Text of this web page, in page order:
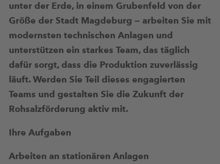
unter der Erde, in einem Grubenfeld von der
Größe der Stadt Magdeburg — arbeiten Sie mit
modernsten technischen Anlagen und
unterstützen ein starkes Team, das täglich
dafür sorgt, dass die Produktion zuverlässig
läuft. Werden Sie Teil dieses engagierten
Teams und gestalten Sie die Zukunft der
Rohsalzförderung aktiv mit.
Ihre Aufgaben
Arbeiten an stationären Anlagen